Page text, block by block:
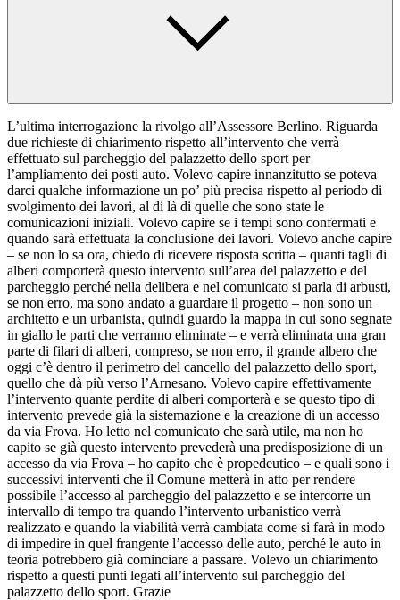
L’ultima interrogazione la rivolgo all’Assessore Berlino. Riguarda
due richieste di chiarimento rispetto all’intervento che verrà
effettuato sul parcheggio del palazzetto dello sport per
l’ampliamento dei posti auto. Volevo capire innanzitutto se poteva
darci qualche informazione un po’ più precisa rispetto al periodo di
svolgimento dei lavori, al di là di quelle che sono state le
comunicazioni iniziali. Volevo capire se i tempi sono confermati e
quando sarà effettuata la conclusione dei lavori. Volevo anche capire
– se non lo sa ora, chiedo di ricevere risposta scritta – quanti tagli di
alberi comporterà questo intervento sull’area del palazzetto e del
parcheggio perché nella delibera e nel comunicato si parla di arbusti,
se non erro, ma sono andato a guardare il progetto – non sono un
architetto e un urbanista, quindi guardo la mappa in cui sono segnate
in giallo le parti che verranno eliminate – e verrà eliminata una gran
parte di filari di alberi, compreso, se non erro, il grande albero che
oggi c’è dentro il perimetro del cancello del palazzetto dello sport,
quello che dà più verso l’Arnesano. Volevo capire effettivamente
l’intervento quante perdite di alberi comporterà e se questo tipo di
intervento prevede già la sistemazione e la creazione di un accesso
da via Frova. Ho letto nel comunicato che sarà utile, ma non ho
capito se già questo intervento prevederà una predisposizione di un
accesso da via Frova – ho capito che è propedeutico – e quali sono i
successivi interventi che il Comune metterà in atto per rendere
possibile l’accesso al parcheggio del palazzetto e se intercorre un
intervallo di tempo tra quando l’intervento urbanistico verrà
realizzato e quando la viabilità verrà cambiata come si farà in modo
di impedire in quel frangente l’accesso delle auto, perché le auto in
teoria potrebbero già cominciare a passare. Volevo un chiarimento
rispetto a questi punti legati all’intervento sul parcheggio del
palazzetto dello sport. Grazie